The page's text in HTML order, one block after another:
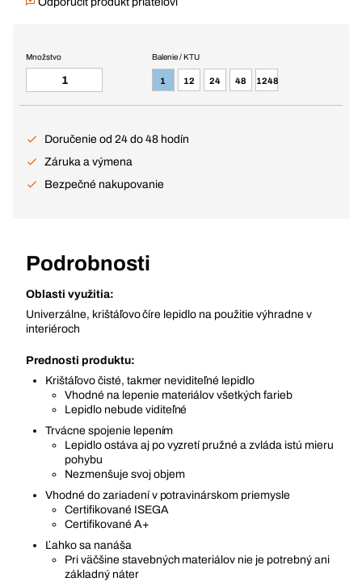
Balenie / KTU
1 12 24 48 1248
Množstvo
Doručenie od 24 do 48 hodín
Záruka a výmena
Bezpečné nakupovanie
Podrobnosti
Oblasti využitia:
Univerzálne, krištáľovo číre lepidlo na použitie výhradne v
interiéroch
Prednosti produktu:
Krištáľovo čisté, takmer neviditeľné lepidlo
Vhodné na lepenie materiálov všetkých farieb
Lepidlo nebude viditeľné
Trvácne spojenie lepením
Lepidlo ostáva aj po vyzretí pružné a zvláda istú mieru
pohybu
Nezmenšuje svoj objem
Vhodné do zariadení v potravinárskom priemysle
Certifikované ISEGA
Certifikované A+
Ľahko sa nanáša
Pri väčšine stavebných materiálov nie je potrebný ani
základný náter